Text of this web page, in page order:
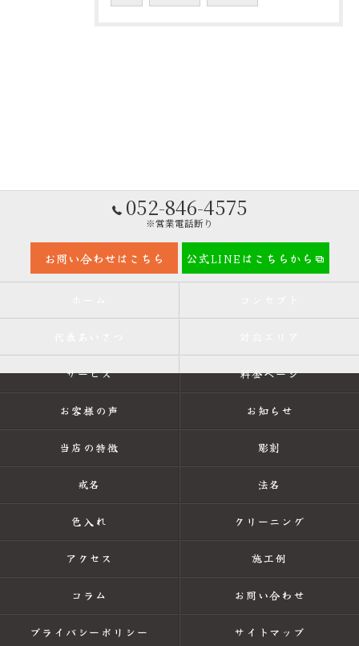
052-846-4575
※営業電話断り
お問い合わせはこちら 公式LINEはこちらから
サービス 料金ページ
お客様の声 お知らせ
当店の特徴 彫刻
戒名 法名
色入れ クリーニング
アクセス 施工例
コラム お問い合わせ
プライバシーポリシー サイトマップ